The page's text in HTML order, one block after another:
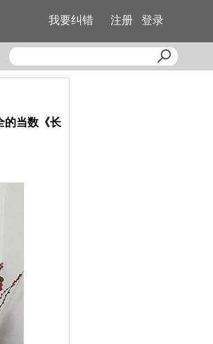
我要纠错 注册 登录
的当数《长